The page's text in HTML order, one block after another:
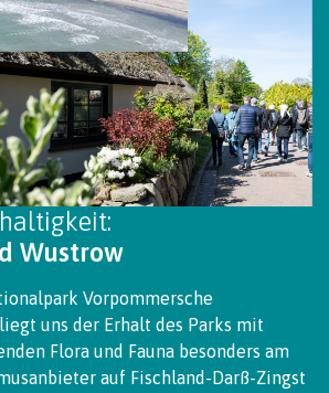
Wustrow
Vorpommersche
uns der Erhalt des Parks mit
Flora und Fauna besonders am
auf Fischland-Darß-Zingst